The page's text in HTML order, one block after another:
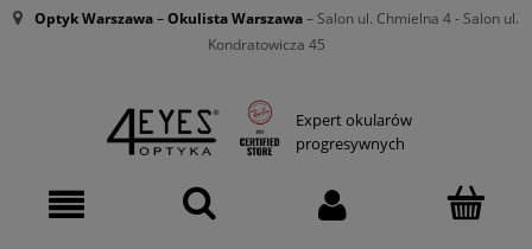
Optyk Warszawa–Okulista Warszawa– Salon ul. Chmielna 4 - Salon ul.
Kondratowicza 45
Expert okularów
progresywnych